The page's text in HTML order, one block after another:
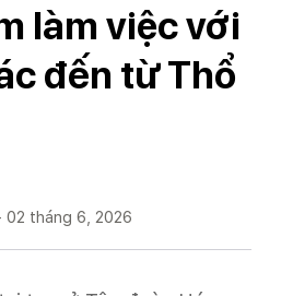
làm việc với
đến từ Thổ
02 tháng 6, 2026